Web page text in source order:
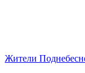
Жители